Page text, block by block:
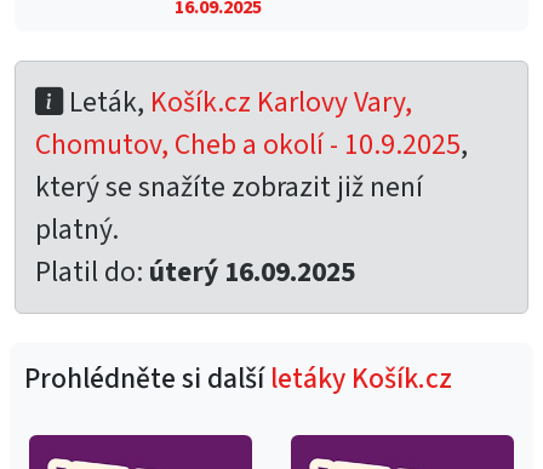
16.09.2025
Leták, Košík.cz Karlovy Vary,
Chomutov, Cheb a okolí - 10.9.2025,
který se snažíte zobrazit již není
platný.
Platil do: úterý 16.09.2025
Prohlédněte si dalšíletáky Košík.cz